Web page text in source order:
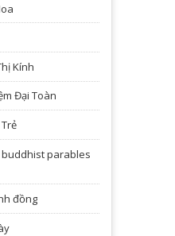
Kính
Đại Toàn
parables
đồng